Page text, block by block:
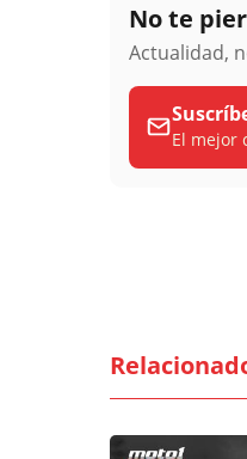
No te
Actualidad,
El mejor